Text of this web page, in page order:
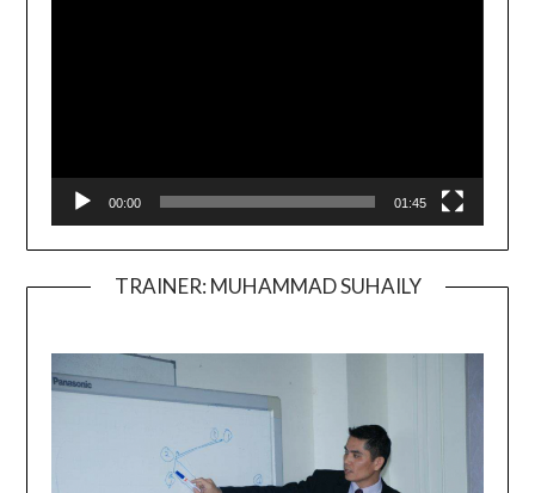
00:00 01:45
TRAINER: MUHAMMAD SUHAILY